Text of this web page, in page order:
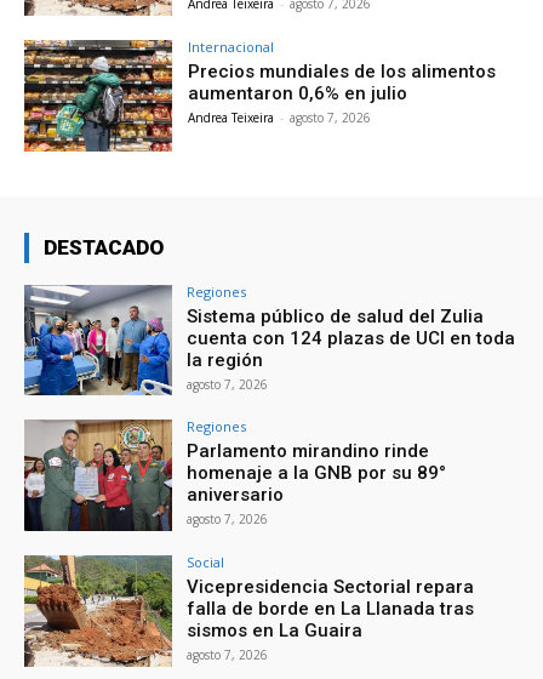
Andrea Teixeira - agosto 7, 2026
Internacional
Precios mundiales de los alimentos
aumentaron 0,6% en julio
Andrea Teixeira - agosto 7, 2026
DESTACADO
Regiones
Sistema público de salud del Zulia
cuenta con 124 plazas de UCI en toda
la región
agosto 7, 2026
Regiones
Parlamento mirandino rinde
homenaje a la GNB por su 89°
aniversario
agosto 7, 2026
Social
Vicepresidencia Sectorial repara
falla de borde en La Llanada tras
sismos en La Guaira
agosto 7, 2026